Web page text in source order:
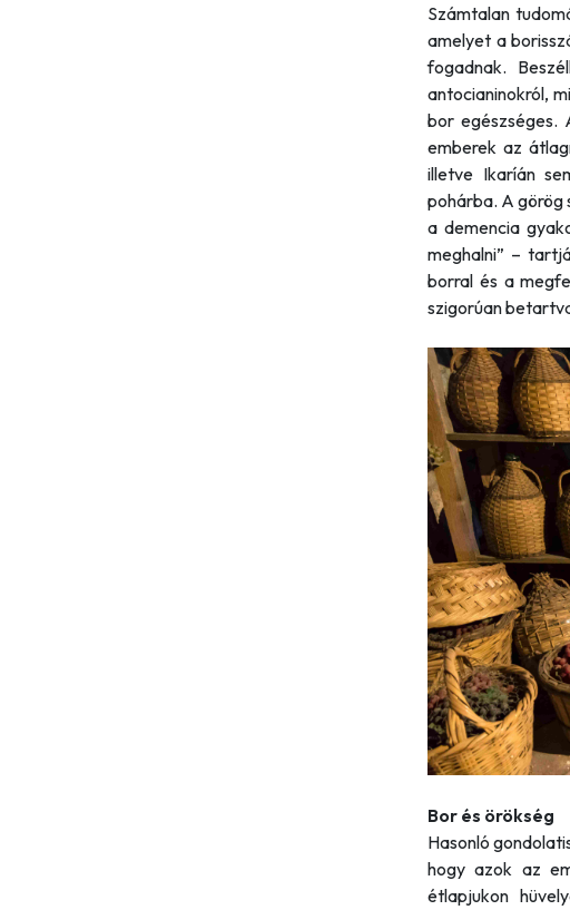
Számtalan
amelyet a
fogadnak.
antocianinokról,
bor egészséges.
emberek az
illetve Ikaríán
pohárba. A görög
a demencia
meghalni” –
borral és a
szigorúan
Bor és örökség
Hasonló
hogy azok az
étlapjukon